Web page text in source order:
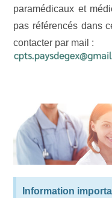
paramédicaux et
pas référencés dans
contacter par mail :
Information